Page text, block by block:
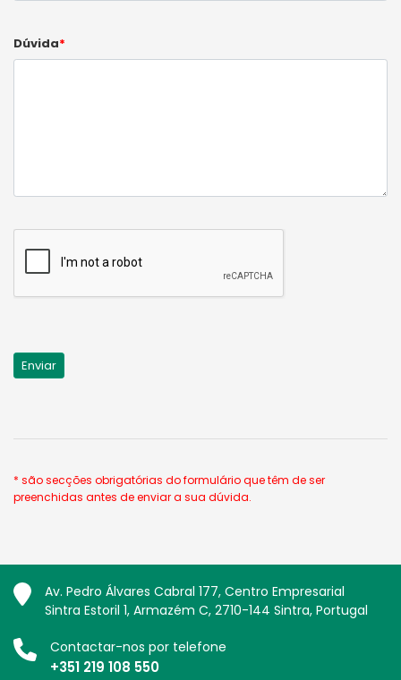
Dúvida*
* são secções obrigatórias do formulário que têm de ser
preenchidas antes de enviar a sua dúvida.
Av. Pedro Álvares Cabral 177, Centro Empresarial
Sintra Estoril 1, Armazém C, 2710-144 Sintra, Portugal
Contactar-nos por telefone
+351 219 108 550